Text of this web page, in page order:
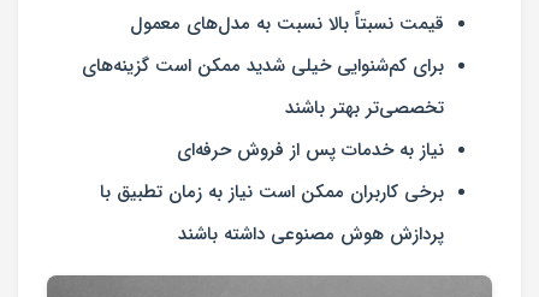
قیمت نسبتاً بالا نسبت به مدل‌های معمول
برای کم‌شنوایی خیلی شدید ممکن است گزینه‌های
تخصصی‌تر بهتر باشند
نیاز به خدمات پس از فروش حرفه‌ای
برخی کاربران ممکن است نیاز به زمان تطبیق با
پردازش هوش مصنوعی داشته باشند